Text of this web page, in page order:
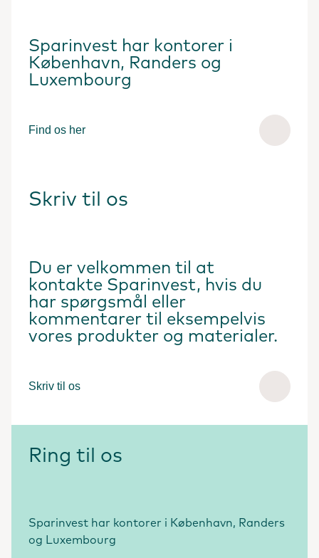
Sparinvest har kontorer i
København, Randers og
Luxembourg
Find os her
Skriv til os
Du er velkommen til at
kontakte Sparinvest, hvis du
har spørgsmål eller
kommentarer til eksempelvis
vores produkter og materialer.
Skriv til os
Ring til os
Sparinvest har kontorer i København, Randers
og Luxembourg